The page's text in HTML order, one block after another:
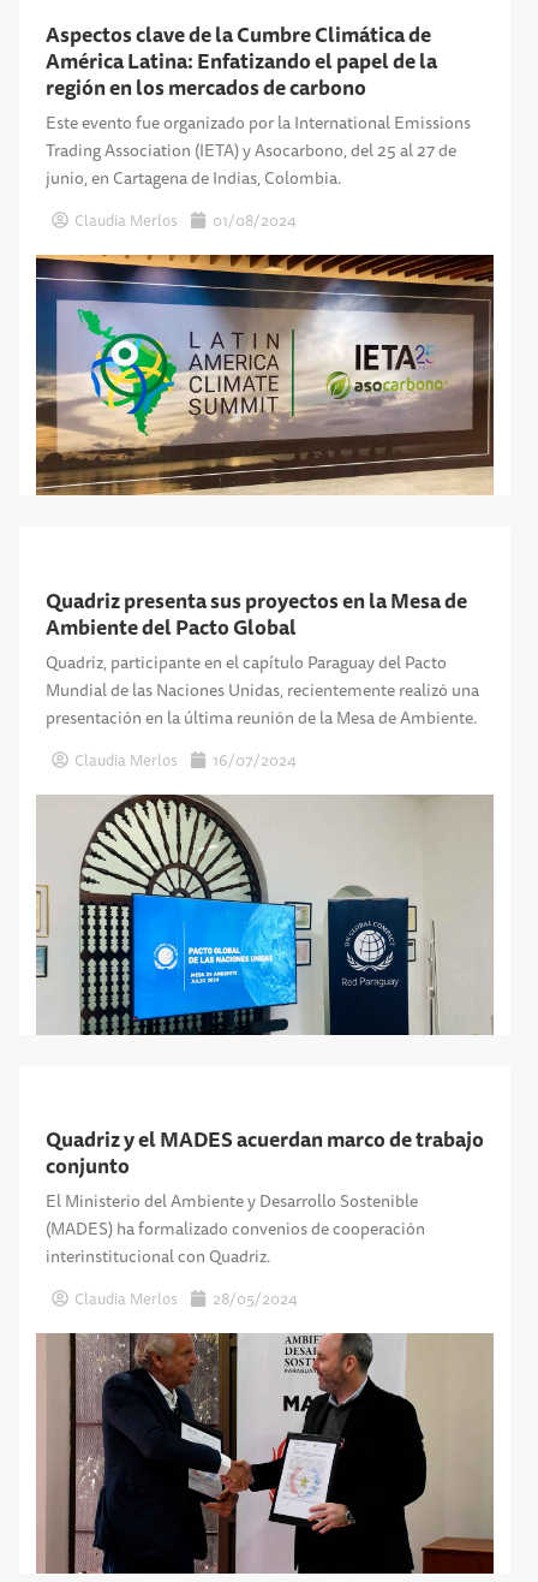
Aspectos clave de la Cumbre Climática de
América Latina: Enfatizando el papel de la
región en los mercados de carbono
Este evento fue organizado por la International Emissions
Trading Association (IETA) y Asocarbono, del 25 al 27 de
junio, en Cartagena de Indias, Colombia.
Claudia Merlos 01/08/2024
Quadriz presenta sus proyectos en la Mesa de
Ambiente del Pacto Global
Quadriz, participante en el capítulo Paraguay del Pacto
Mundial de las Naciones Unidas, recientemente realizó una
presentación en la última reunión de la Mesa de Ambiente.
Claudia Merlos 16/07/2024
Quadriz y el MADES acuerdan marco de trabajo
conjunto
El Ministerio del Ambiente y Desarrollo Sostenible
(MADES) ha formalizado convenios de cooperación
interinstitucional con Quadriz.
Claudia Merlos 28/05/2024